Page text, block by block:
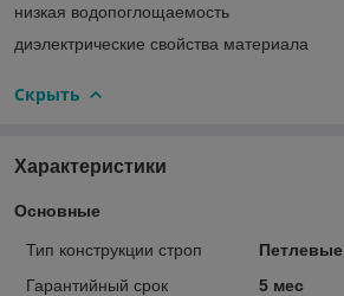
низкая водопоглощаемость
диэлектрические свойства материала
Скрыть
Характеристики
Основные
Тип конструкции строп
Петлевые
Гарантийный срок
5 мес